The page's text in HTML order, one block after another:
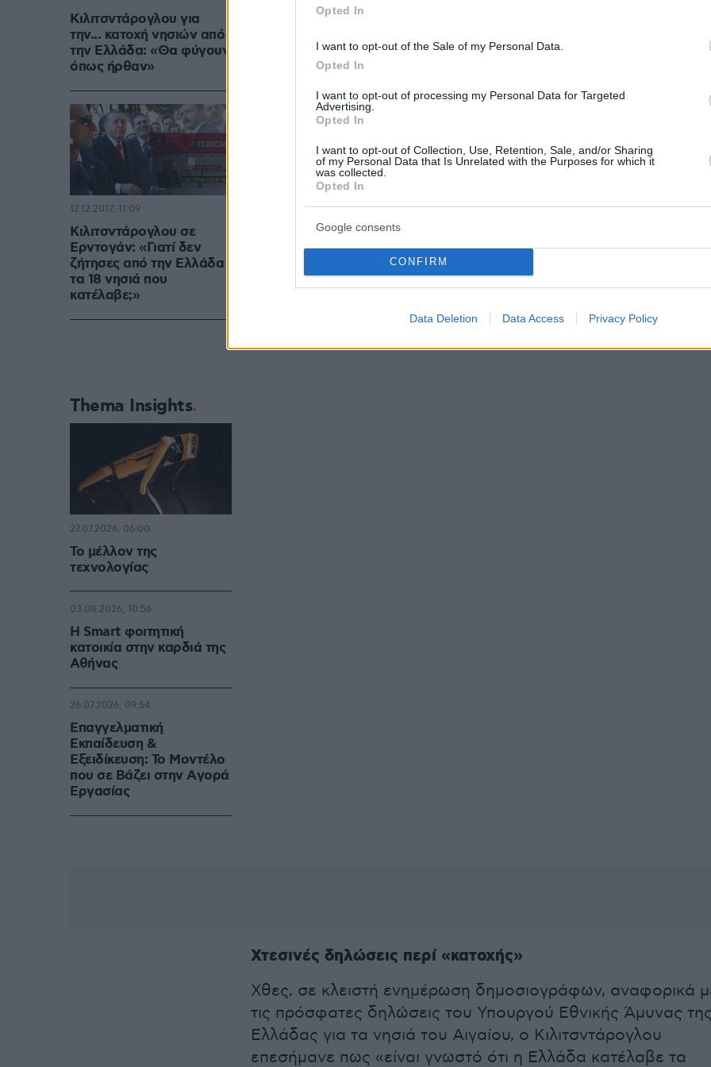
Opted In
I want to opt-out of the Sale of my Personal Data.
Opted In
I want to opt-out of processing my Personal Data for Targeted
Advertising.
Opted In
I want to opt-out of Collection, Use, Retention, Sale, and/or Sharing
of my Personal Data that Is Unrelated with the Purposes for which it
was collected.
Opted In
Google consents
CONFIRM
Data Deletion Data Access Privacy Policy
Χτεσινές δηλώσεις περί «κατοχής»
Χθες, σε κλειστή ενημέρωση δημοσιογράφων, αναφορικά
τις πρόσφατες δηλώσεις του Υπουργού Εθνικής Άμυνας
Ελλάδας για τα νησιά του Αιγαίου, ο Κιλιτσντάρογλου
επεσήμανε πως «είναι γνωστό ότι η Ελλάδα κατέλαβε τα
Κιλιτσντάρογλου για
την... κατοχή νησιών από
την Ελλάδα: «Θα φύγουν
όπως ήρθαν»
Κιλιτσντάρογλου σε
Ερντογάν: «Γιατί δεν
ζήτησες από την Ελλάδα
τα 18 νησιά που
κατέλαβε;»
12.12.2017, 11:09
Thema Insights
Το μέλλον της
τεχνολογίας
27.07.2026, 06:00
Η Smart φοιτητική
κατοικία στην καρδιά της
Αθήνας
03.08.2026, 10:56
Επαγγελματική
Εκπαίδευση &
Εξειδίκευση: Το Mοντέλο
που σε Bάζει στην Aγορά
Eργασίας
26.07.2026, 09:54